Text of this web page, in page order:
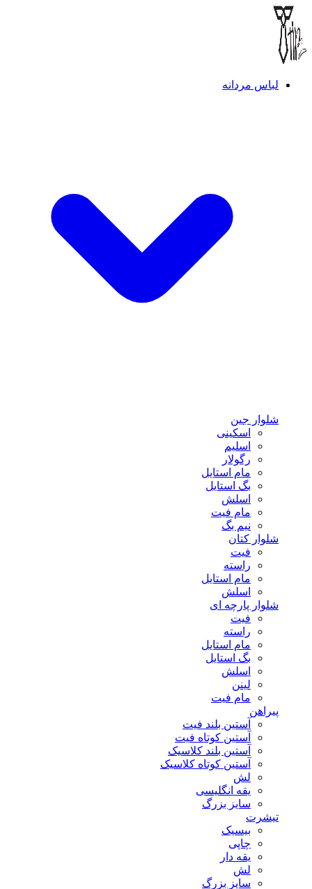
لباس مردانه
شلوار جین
اسکینی
اسلیم
رگولار
مام استایل
بگ استایل
اسلش
مام فیت
نیم بگ
شلوار کتان
فیت
راسته
مام استایل
اسلش
شلوار پارچه ای
فیت
راسته
مام استایل
بگ استایل
اسلش
لینن
مام فیت
پیراهن
آستین بلند فیت
آستین کوتاه فیت
آستین بلند کلاسیک
آستین کوتاه کلاسیک
لش
یقه انگلیسی
سایز بزرگ
تیشرت
بیسیک
چاپی
یقه دار
لش
سایز بزرگ